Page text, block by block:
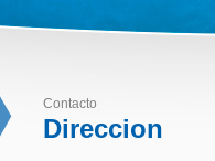
Contacto
Direccion